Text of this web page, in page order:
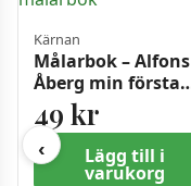
‹
Kärnan
Målarbok – Alfons
Åberg min första
målarbok
49 kr
Lägg till i
varukorg